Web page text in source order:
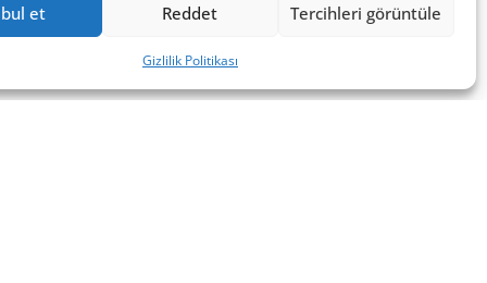
et Reddet Tercihleri görüntüle
Gizlilik Politikası